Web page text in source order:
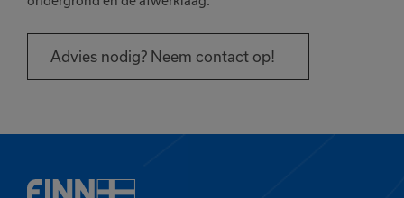
Advies nodig? Neem contact op!
aan je favorieten
Verder winkelen